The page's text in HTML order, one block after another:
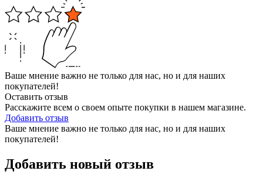
Ваше мнение важно не только для нас, но и для наших
покупателей!
Оставить отзыв
Расскажите всем о своем опыте покупки в нашем магазине.
Добавить отзыв
Ваше мнение важно не только для нас, но и для наших
покупателей!
Добавить новый отзыв